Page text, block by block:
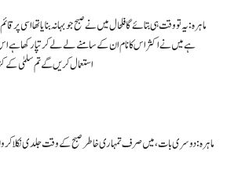
ماہرہ: یہ تو وقت ہی بتائے گا فلحال میں نے صبح جو بہانہ بنایا تھا اسی پر
ہے میں نے اکثر اس کا نام ان کے سامنے لے لے کر تپا رکھا ہے
استعمال کریں گے تم سلمیٰ کے
ماہرہ: دوسری بات، میں صرف تمہاری خاطر صبح کے وقت جلدی نکلا